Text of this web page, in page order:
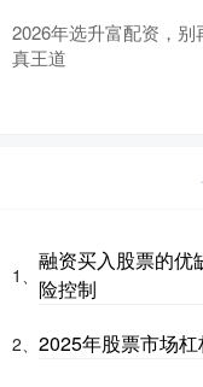
2026年选升富配资，
真王道
1、
融资买入股票的优
险控制
2、 2025年股票市场